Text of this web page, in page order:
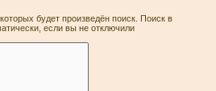
будет произведён поиск. Поиск в
если вы не отключили